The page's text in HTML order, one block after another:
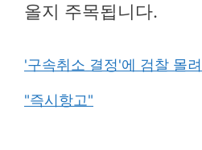
올지 주목됩니다.
'구속취소 결정'에 검찰 몰
"즉시항고"